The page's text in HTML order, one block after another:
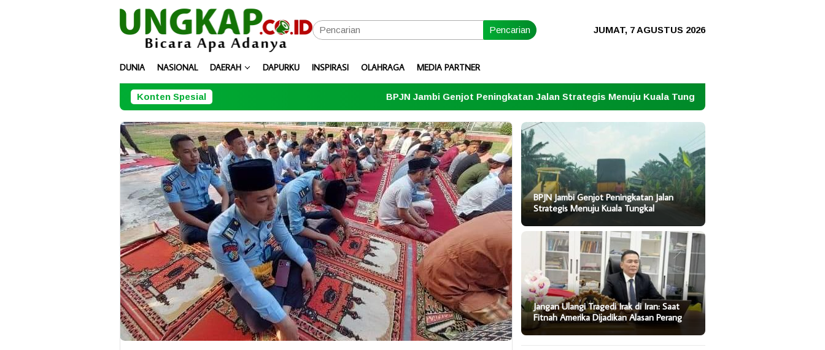
Pencarian JUMAT, 7 AGUSTUS 2026
DUNIA NASIONAL DAERAH DAPURKU INSPIRASI OLAHRAGA MEDIA PARTNER
Konten Spesial BPJN Jambi Genjot Peningkatan Jalan Strategis Menuju Kuala Tungkal Jangan Ulangi Tragedi Irak di Iran:
BPJN Jambi Genjot Peningkatan Jalan
Strategis Menuju Kuala Tungkal
Jangan Ulangi Tragedi Irak di Iran: Saat
Fitnah Amerika Dijadikan Alasan Perang